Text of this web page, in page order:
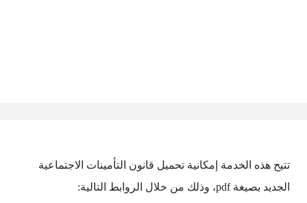
تتيح هذه الخدمة إمكانية تحميل قانون التأمينات الاجتماعية
الجديد بصيغة pdf، وذلك من خلال الروابط التالية: